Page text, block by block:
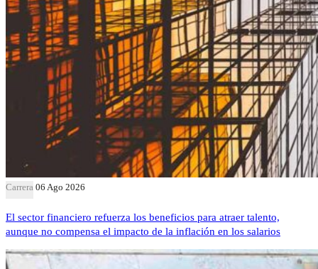
Carrera 06 Ago 2026
El sector financiero refuerza los beneficios para atraer talento,
aunque no compensa el impacto de la inflación en los salarios